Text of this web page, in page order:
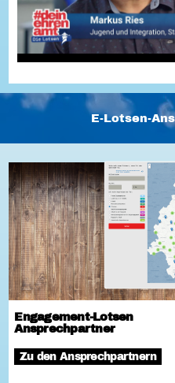
Suche
Downloads
Kontakt
Impressum
Barriere
E-Lotsen-
Engagement-Lotsen
Ansprechpartner
Zu den Ansprechpartnern